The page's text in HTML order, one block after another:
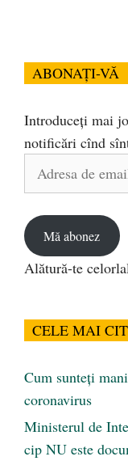
ABONAȚI-VĂ
Introduceți mai
notificări cînd
Adresa
Mă abonez
Alătură-te
CELE MAI
Cum sunteți
coronavirus
Ministerul de
cip NU este